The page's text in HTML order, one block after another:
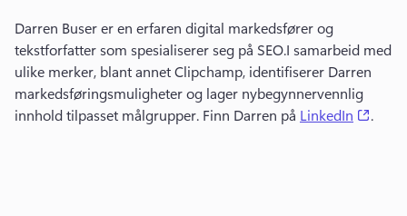
Logg på
Prøv gratis
Darren Buser er en erfaren digital markedsfører og
tekstforfatter som spesialiserer seg på SEO.I samarbeid med
ulike merker, blant annet Clipchamp, identifiserer Darren
markedsføringsmuligheter og lager nybegynnervennlig
innhold tilpasset målgrupper. Finn Darren på LinkedIn .